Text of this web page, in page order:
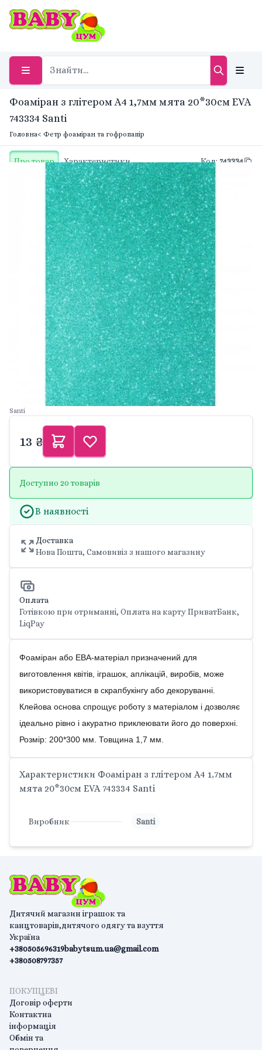
Фоаміран з глітером А4 1,7мм мята 20*30см EVA
743334 Santi
Головна< Фетр фоаміран та гофропапір
Про товар Характеристики Код: 743334
Santi
13 ₴
Доступно 20 товарів
В наявності
Доставка
Нова Пошта, Самовивіз з нашого магазину
Оплата
Готівкою при отриманні, Оплата на карту ПриватБанк,
LiqPay
Фоаміран або ЕВА-матеріал призначений для
виготовлення квітів, іграшок, аплікацій, виробів, може
використовуватися в скрапбукінгу або декоруванні.
Клейова основа спрощує роботу з матеріалом і дозволяє
ідеально рівно і акуратно приклеювати його до поверхні.
Розмір: 200*300 мм. Товщина 1,7 мм.
Характеристики Фоаміран з глітером А4 1,7мм
мята 20*30см EVA 743334 Santi
Виробник Santi
Дитячий магазин іграшок та
канцтоварів,дитячого одягу та взуття
Україна
+380505696319
+380508797357
babytsum.ua@gmail.com
ПОКУПЦЕВІ
Договір оферти
Контактна
інформація
Обмін та